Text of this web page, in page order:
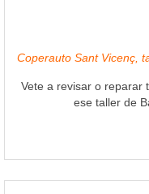
Coperauto Sant Vicenç,
Vete a revisar o reparar
ese taller de